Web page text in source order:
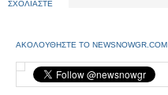
ΣΧΟΛΙΑΣΤΕ
ΑΚΟΛΟΥΘΗΣΤΕ ΤΟ NEWSNOWGR.COM